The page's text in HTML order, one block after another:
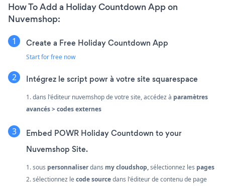
How To Add a Holiday Countdown App on
Nuvemshop:
Create a Free Holiday Countdown App
Start for free now
Intégrez le script powr à votre site squarespace
1. dans l'éditeur nuvemshop de votre site, accédez à paramètres
avancés > codes externes
Embed POWR Holiday Countdown to your
Nuvemshop Site.
1. sous personnaliserdans my cloudshop,sélectionnez les pages
2. sélectionnez lecode sourcedans l'éditeur de contenu de page